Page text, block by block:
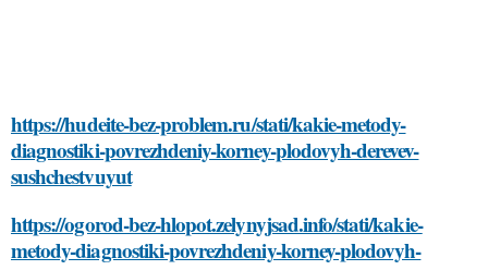
https://hudeite-bez-problem.ru/stati/kakie-metody-
diagnostiki-povrezhdeniy-korney-plodovyh-derevev-
sushchestvuyut
https://ogorod-bez-hlopot.zelynyjsad.info/stati/kakie-
metody-diagnostiki-povrezhdeniy-korney-plodovyh-